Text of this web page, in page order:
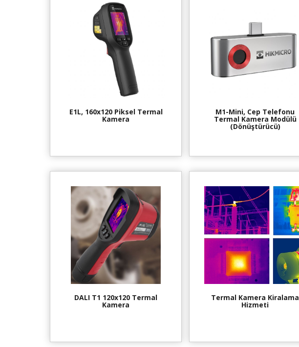
E1L, 160x120 Piksel Termal
Kamera
M1-Mini, Cep Telefonu
Termal Kamera Modülü
(Dönüştürücü)
DALI T1 120x120 Termal
Kamera
Termal Kamera Kiralama
Hizmeti